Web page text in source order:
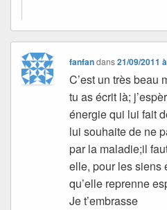
fanfandans21/09/2011
C’est un très beau
tu as écrit là;
énergie qui lui fait
lui souhaite de ne
par la maladie;il
elle, pour les siens
qu’elle reprenne
Je t’embrasse